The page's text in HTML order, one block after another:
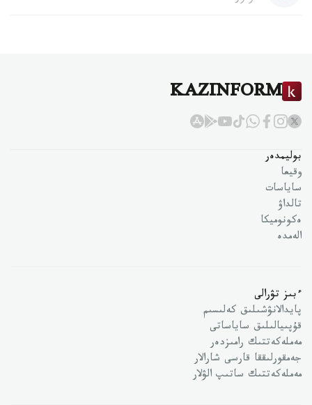
KAZINFORM
بوليمدەر
وقيعا
ساياسات
تالداۋ
ەكونوميكا
الەمدە
ءبىز تۋرالى
پايدالانۋشىلىق كەلىسىم
قۇپىيالىلىق ساياساتى
مەملەكەتتىك رامىزدەر
جەمقورلىققا قارسى شارالار
مەملەكەتتىك ساتىپ الۋلار